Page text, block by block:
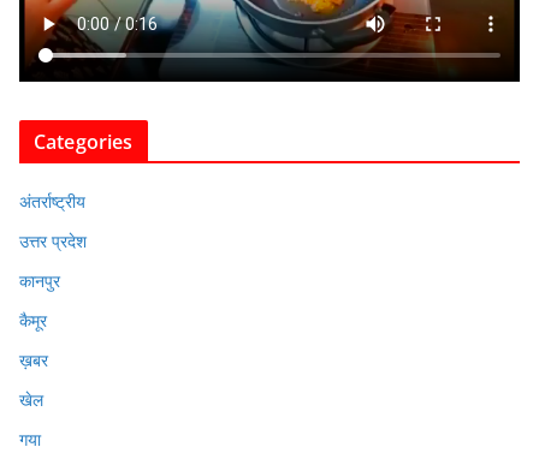
Categories
अंतर्राष्ट्रीय
उत्तर प्रदेश
कानपुर
कैमूर
ख़बर
खेल
गया